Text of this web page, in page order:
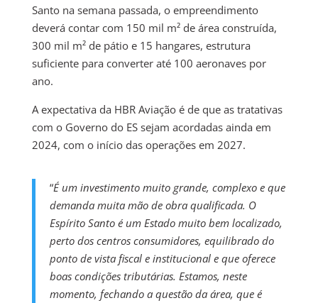
Santo na semana passada, o empreendimento
deverá contar com 150 mil m² de área construída,
300 mil m² de pátio e 15 hangares, estrutura
suficiente para converter até 100 aeronaves por
ano.
A expectativa da HBR Aviação é de que as tratativas
com o Governo do ES sejam acordadas ainda em
2024, com o início das operações em 2027.
“É um investimento muito grande, complexo e que
demanda muita mão de obra qualificada. O
Espírito Santo é um Estado muito bem localizado,
perto dos centros consumidores, equilibrado do
ponto de vista fiscal e institucional e que oferece
boas condições tributárias. Estamos, neste
momento, fechando a questão da área, que é